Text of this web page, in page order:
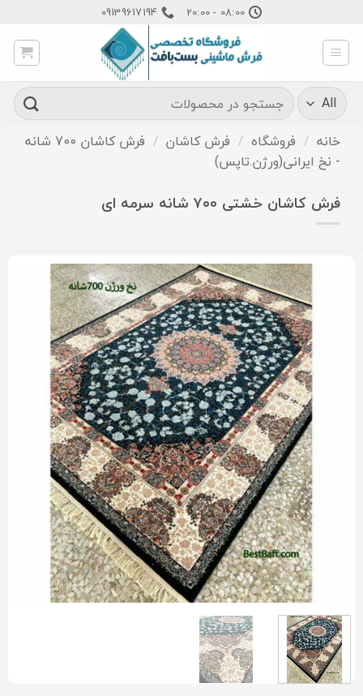
content
08:00 - 20:00
09139617194
جستجو
برای:
خانه / فروشگاه / فرش کاشان /
فرش کاشان 700 شانه
- نخ ایرانی(ورژن.تاپس)
فرش کاشان خشتی ۷۰۰ شانه سرمه ای